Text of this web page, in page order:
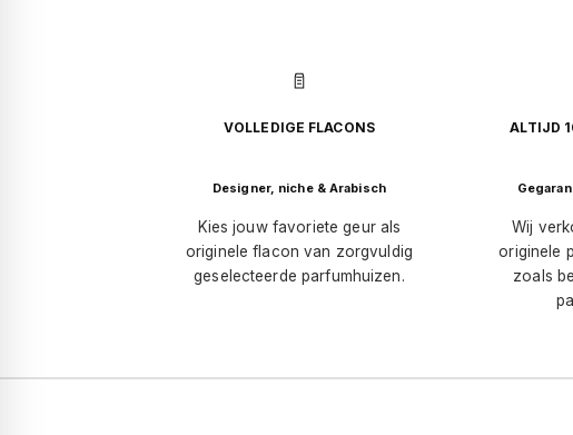
VOLLEDIGE FLACONS
Designer, niche & Arabisch
Kies jouw favoriete geur als
originele flacon van zorgvuldig
geselecteerde parfumhuizen.
ALTIJD
Wij
originele
zoals